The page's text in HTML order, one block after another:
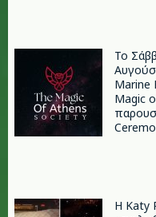
Το
Marine
Magic
H Katy